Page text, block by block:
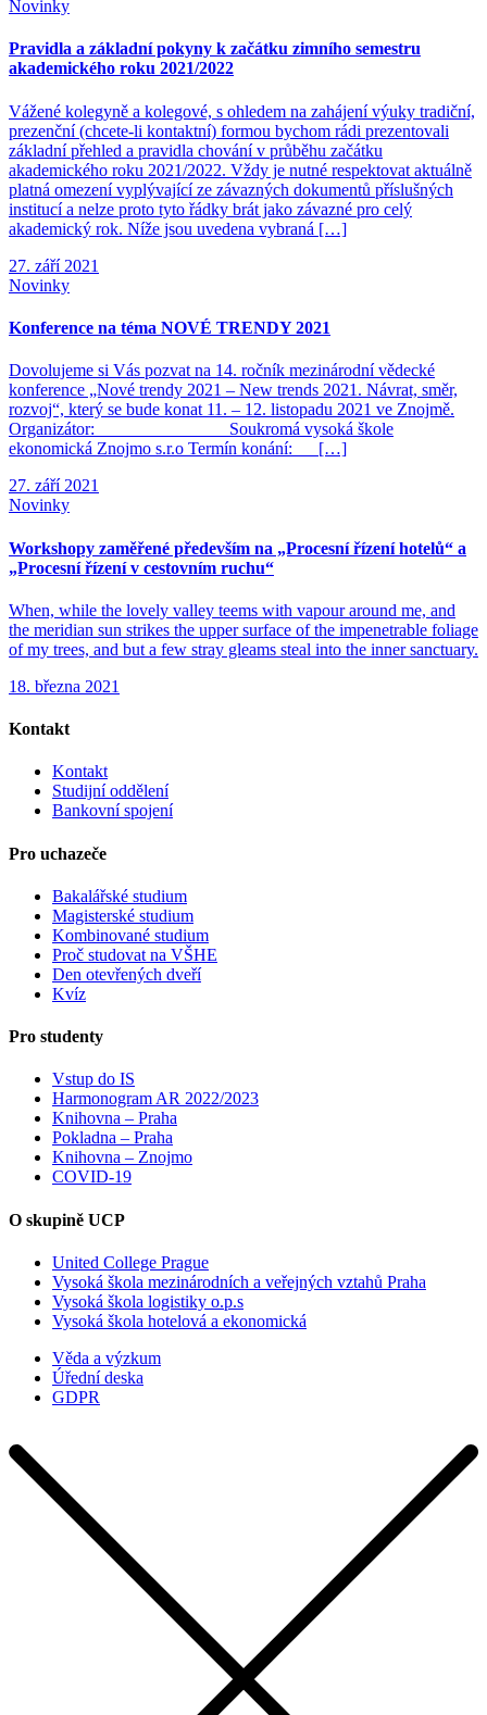
Novinky
Pravidla a základní pokyny k začátku zimního semestru
akademického roku 2021/2022
Vážené kolegyně a kolegové, s ohledem na zahájení výuky tradiční,
prezenční (chcete-li kontaktní) formou bychom rádi prezentovali
základní přehled a pravidla chování v průběhu začátku
akademického roku 2021/2022. Vždy je nutné respektovat aktuálně
platná omezení vyplývající ze závazných dokumentů příslušných
institucí a nelze proto tyto řádky brát jako závazné pro celý
akademický rok. Níže jsou uvedena vybraná […]
27. září 2021
Novinky
Konference na téma NOVÉ TRENDY 2021
Dovolujeme si Vás pozvat na 14. ročník mezinárodní vědecké
konference „Nové trendy 2021 – New trends 2021. Návrat, směr,
rozvoj“, který se bude konat 11. – 12. listopadu 2021 ve Znojmě.
Organizátor: Soukromá vysoká škole
ekonomická Znojmo s.r.o Termín konání: […]
27. září 2021
Novinky
Workshopy zaměřené především na „Procesní řízení hotelů“ a
„Procesní řízení v cestovním ruchu“
When, while the lovely valley teems with vapour around me, and
the meridian sun strikes the upper surface of the impenetrable foliage
of my trees, and but a few stray gleams steal into the inner sanctuary.
18. března 2021
Kontakt
Kontakt
Studijní oddělení
Bankovní spojení
Pro uchazeče
Bakalářské studium
Magisterské studium
Kombinované studium
Proč studovat na VŠHE
Den otevřených dveří
Kvíz
Pro studenty
Vstup do IS
Harmonogram AR 2022/2023
Knihovna – Praha
Pokladna – Praha
Knihovna – Znojmo
COVID-19
O skupině UCP
United College Prague
Vysoká škola mezinárodních a veřejných vztahů Praha
Vysoká škola logistiky o.p.s
Vysoká škola hotelová a ekonomická
Věda a výzkum
Úřední deska
GDPR